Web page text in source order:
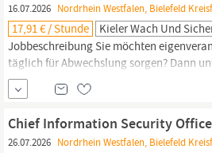
16.07.2026 Nordrhein Westfalen, Bielefeld
17,91 € / Stunde
Kieler Wach Und
Jobbeschreibung Sie möchten
täglich für Abwechslung sorgen? Dann
mobilen Revier- und Streifendienst in
Firmenfahrzeug sind Sie im Einsatz,
– ein
Verantwortung und Perspektive. Ihre...
Chief Information Security
26.07.2026 Nordrhein Westfalen, Bielefeld